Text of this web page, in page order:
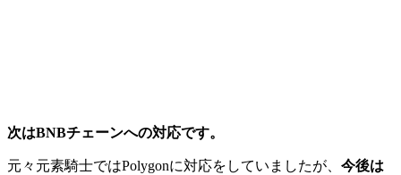
次はBNBチェーンへの対応です。
元々元素騎士ではPolygonに対応をしていましたが、 今後は